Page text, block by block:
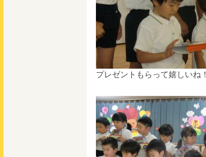
プレゼントもらって嬉しいね！